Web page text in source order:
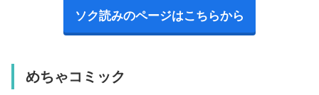
ソク読みのページはこちらから
めちゃコミック